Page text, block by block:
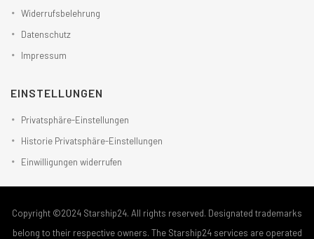
Widerrufsbelehrung
Datenschutz
Impressum
EINSTELLUNGEN
Privatsphäre-Einstellungen
Historie Privatsphäre-Einstellungen
Einwilligungen widerrufen
Copyright ©2024 Starship24. All rights reserved. Designated trademarks
belong to their respective owners. The Starship24 services are operated